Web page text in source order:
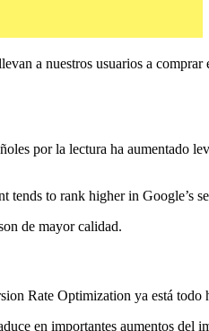
a nuestros usuarios a
por la lectura ha aumentado
to rank higher in Google’s
de mayor calidad.
Rate Optimization ya está todo
en importantes aumentos